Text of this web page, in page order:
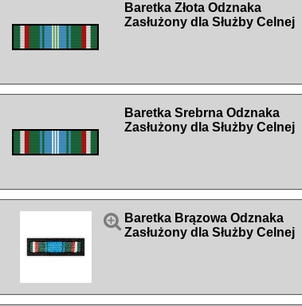
Baretka Złota Odznaka
Zasłużony dla Służby Celnej
Baretka Srebrna Odznaka
Zasłużony dla Służby Celnej
 Baretka Brązowa Odznaka
Zasłużony dla Służby Celnej